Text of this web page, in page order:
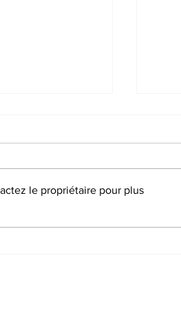
journée
le propriétaire pour plus